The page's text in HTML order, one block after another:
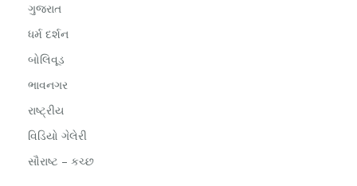
ગુજરાત
ધર્મ દર્શન
બોલિવૂડ
ભાવનગર
રાષ્ટ્રીય
વિડિયો ગેલેરી
સૌરાષ્ટ – કચ્છ